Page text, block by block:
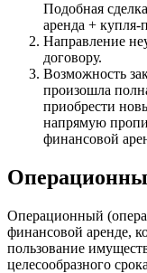
Подобная
аренда + купля-
Направление
договору.
Возможность
произошла
приобрести
напрямую
финансовой
Операционный
финансовой аренде,
пользование
целесообразного